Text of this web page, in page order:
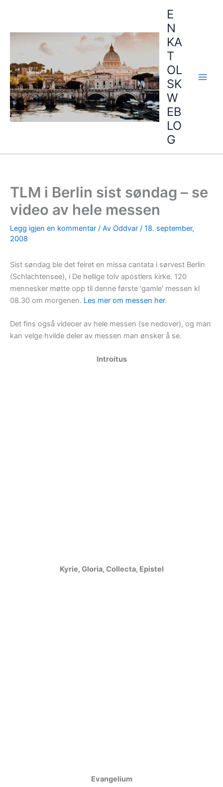
E
N
KA
T
OL
SK
W
EB
LO
G
TLM i Berlin sist søndag – se
video av hele messen
Legg igjen en kommentar / Av Oddvar / 18. september,
2008
Sist søndag ble det feiret en missa cantata i sørvest Berlin
(Schlachtensee), i De hellige tolv apostlers kirke. 120
mennesker møtte opp til denne første ‘gamle’ messen kl
08.30 om morgenen. Les mer om messen her.
Det fins også videoer av hele messen (se nedover), og man
kan velge hvilde deler av messen man ønsker å se.
Introitus
Kyrie, Gloria, Collecta, Epistel
Evangelium